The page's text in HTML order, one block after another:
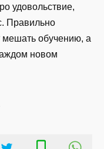
удовольствие,
Правильно
мешать обучению, а
новом